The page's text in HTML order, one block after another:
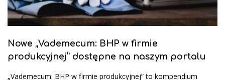
Nowe „Vademecum: BHP w firmie
produkcyjnej” dostępne na naszym portalu
„Vademecum: BHP w firmie produkcyjnej” to kompendium